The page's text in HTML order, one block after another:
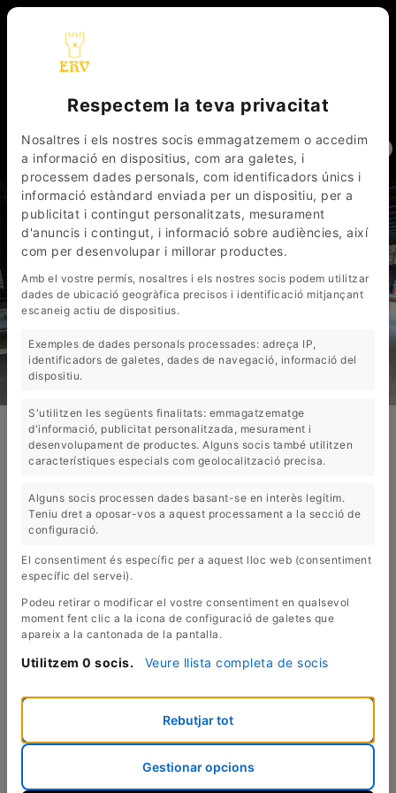
CAT _ ESP
EL ROURE VELL: TIENDA DE
MUEBLES DE ROBLE RÚSTICOS Y
ARTESANALES EN LA COSTA
EnEl Roure Vellsomos la tercera
generación del negocio familiar.
Estamos situados en Castelló
d'Empúries (Costa Brava), desde donde
ofrecemos nuestros muebles
artesanales de madera de roble. Albert
Ventós encabeza la empresa y la
fabricación de los muebles rústicos que
nos caracterizan, ¡muebles artesanales
Respectem la teva privacitat
Nosaltres i els nostres socis emmagatzemem o accedim
a informació en dispositius, com ara galetes, i
processem dades personals, com identificadors únics i
informació estàndard enviada per un dispositiu, per a
publicitat i contingut personalitzats, mesurament
d'anuncis i contingut, i informació sobre audiències, així
com per desenvolupar i millorar productes.
Amb el vostre permís, nosaltres i els nostres socis podem utilitzar
dades de ubicació geogràfica precisos i identificació mitjançant
escaneig actiu de dispositius.
Exemples de dades personals processades: adreça IP,
identificadors de galetes, dades de navegació, informació del
dispositiu.
S'utilitzen les següents finalitats: emmagatzematge
d'informació, publicitat personalitzada, mesurament i
desenvolupament de productes. Alguns socis també utilitzen
característiques especials com geolocalització precisa.
Alguns socis processen dades basant-se en interès legítim.
Teniu dret a oposar-vos a aquest processament a la secció de
configuració.
El consentiment és específic per a aquest lloc web (consentiment
específic del servei).
Podeu retirar o modificar el vostre consentiment en qualsevol
moment fent clic a la icona de configuració de galetes que
apareix a la cantonada de la pantalla.
Utilitzem 0 socis. Veure llista completa de socis
Rebutjar tot
Gestionar opcions